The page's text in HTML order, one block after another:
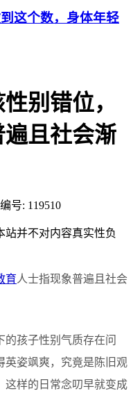
这个数，身体年轻
别错位，
且社会渐
编号: 119510
站并不对内容真实性负
育人士指现象普遍且社会
的孩子性别气质存在问
英姿飒爽，究竟是陈旧观
这样的日常念叨早就变成